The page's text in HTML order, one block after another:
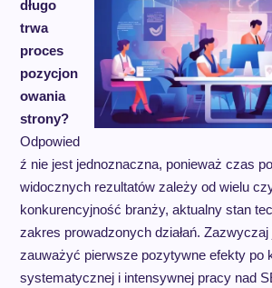
długo
trwa
proces
pozycjon
owania
strony?
Odpowied
ź nie jest jednoznaczna, ponieważ czas
widocznych rezultatów zależy od wielu
konkurencyjność branży, aktualny stan
zakres prowadzonych działań.
zauważyć pierwsze pozytywne efekty po
systematycznej i intensywnej pracy nad